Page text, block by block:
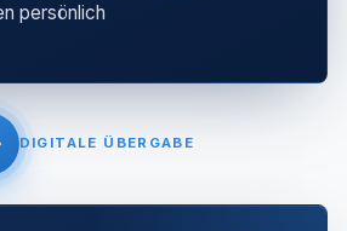
persönlich
DIGITALE ÜBERGABE